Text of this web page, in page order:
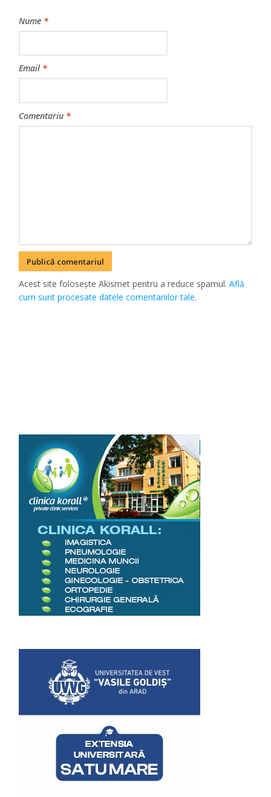
Nume *
Email *
Comentariu *
Acest site folosește Akismet pentru a reduce spamul.Află
cum sunt procesate datele comentariilor tale.